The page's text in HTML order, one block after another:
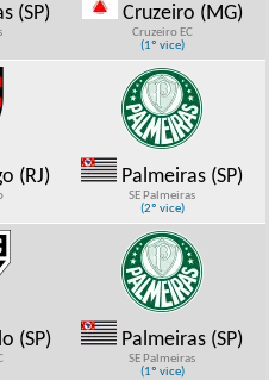
(SP) Cruzeiro (MG)
Cruzeiro EC
(1º vice)
(RJ) Palmeiras (SP)
SE Palmeiras
(2º vice)
(SP) Palmeiras (SP)
SE Palmeiras
(1º vice)